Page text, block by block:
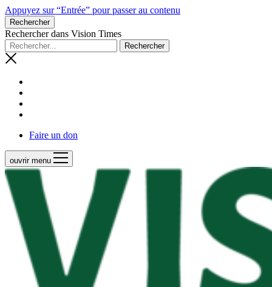
Appuyez sur “Entrée” pour passer au contenu
Rechercher
Rechercher dans Vision Times
Faire un don
ouvrir menu